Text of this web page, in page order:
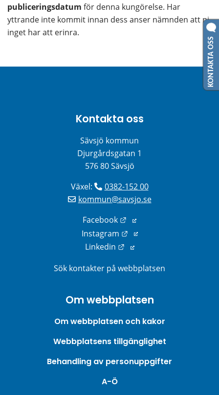
publiceringsdatum för denna kungörelse. Har
yttrande inte kommit innan dess anser nämnden att ni
inget har att erinra.
Kontakta oss
Sävsjö kommun
Djurgårdsgatan 1
576 80 Sävsjö
Växel:
0382-152 00
kommun@savsjo.se
Facebook
Länk till annan
Instagram
Länk till annan
Linkedin
Länk till annan webbplats.
Sök kontakter på webbplatsen
Om webbplatsen
Om webbplatsen och kakor
Webbplatsens tillgänglighet
Behandling av personuppgifter
A-Ö
KONTAKTA OSS